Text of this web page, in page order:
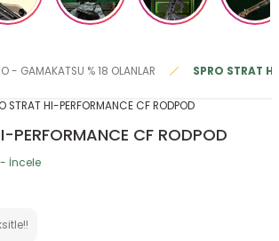
- GAMAKATSU % 18 OLANLAR SPRO STRAT
PERFORMANCE CF RODPOD
İncele